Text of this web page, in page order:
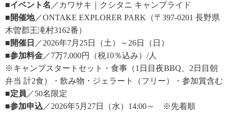
■イベント名 ／カワサキ｜クシタニ キャンプライド
■開催地／ONTAKE EXPLORER PARK（〒397-0201 長野県
木曽郡王滝村3162番）
■開催日 ／2026年7月25日（土）～26日（日）
■参加料金 ／7万7,000円（税10％込み）/人
※キャンプスタートセット・食事（1日目夜BBQ、2日目朝
弁当 計2食）・飲み物・ジェラート（フリー）・参加賞含む
■定員 ／50名限定
■参加申込 ／2026年5月27日（水）14:00～ ※先着順